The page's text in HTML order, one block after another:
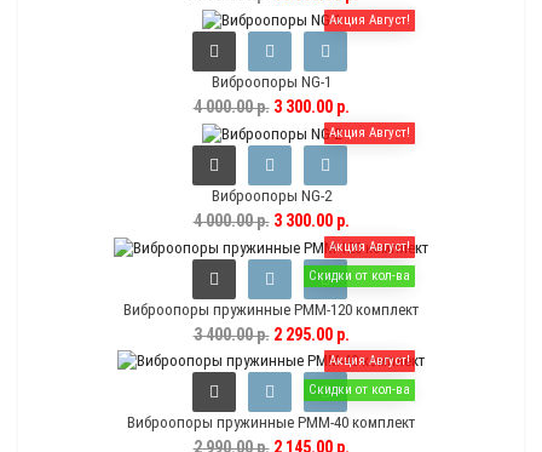
Акция Август!
Виброопоры NG-1
4 000.00 р.3 300.00 р.
Акция Август!
Виброопоры NG-2
4 000.00 р.3 300.00 р.
Акция Август!
Скидки от кол-ва
Виброопоры пружинные РММ-120 комплект
3 400.00 р.2 295.00 р.
Акция Август!
Скидки от кол-ва
Виброопоры пружинные РММ-40 комплект
2 990.00 р.2 145.00 р.